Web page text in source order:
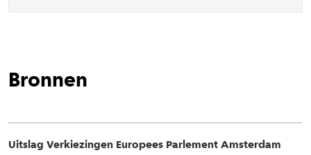
Bronnen
Uitslag Verkiezingen Europees Parlement Amsterdam